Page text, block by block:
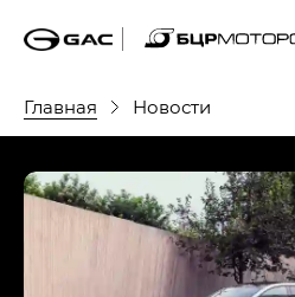
Главная Новости